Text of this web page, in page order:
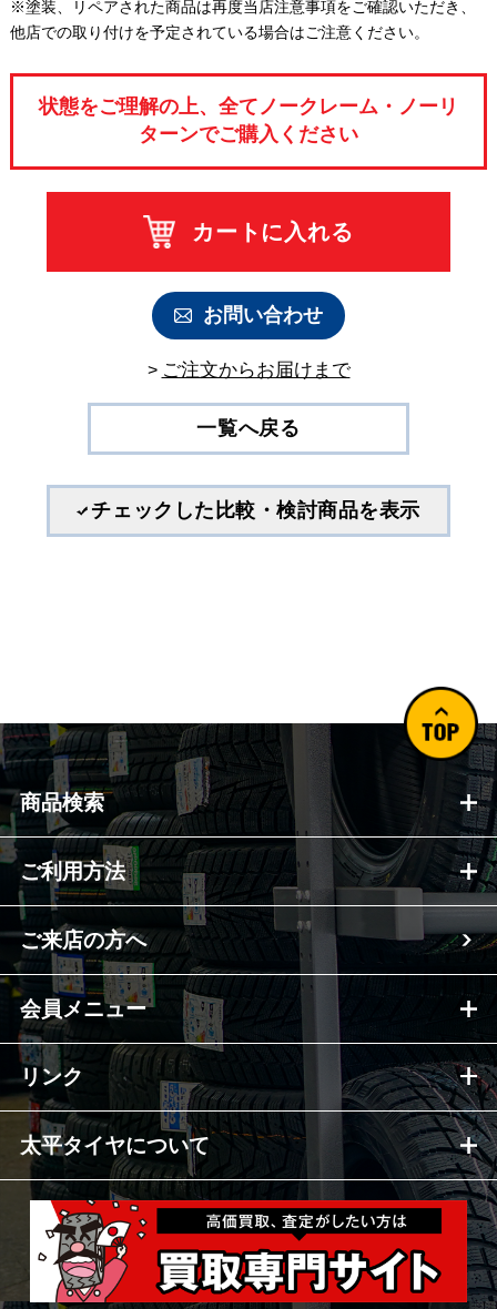
※塗装、リペアされた商品は再度当店注意事項をご確認いただき、
他店での取り付けを予定されている場合はご注意ください。
状態をご理解の上、全てノークレーム・ノーリ
ターンでご購入ください
カートに入れる
お問い合わせ
> ご注⽂からお届けまで
一覧へ戻る
チェックした比較・検討商品を表示
商品検索
ご利用方法
ご来店の方へ
会員メニュー
リンク
太平タイヤについて